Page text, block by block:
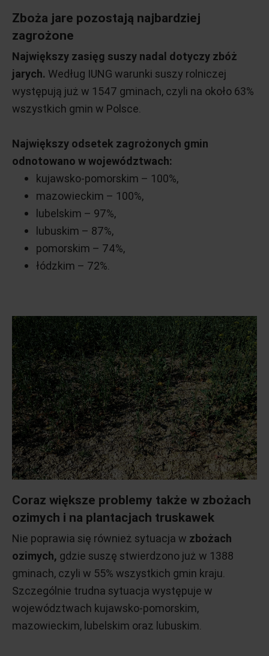
Zboża jare pozostają najbardziej
zagrożone
Największy zasięg suszy nadal dotyczy zbóż
jarych. Według IUNG warunki suszy rolniczej
występują już w 1547 gminach, czyli na około 63%
wszystkich gmin w Polsce.
Największy odsetek zagrożonych gmin
odnotowano w województwach:
kujawsko-pomorskim – 100%,
mazowieckim – 100%,
lubelskim – 97%,
lubuskim – 87%,
pomorskim – 74%,
łódzkim – 72%.
Coraz większe problemy także w zbożach
ozimych i na plantacjach truskawek
Nie poprawia się również sytuacja w zbożach
ozimych, gdzie suszę stwierdzono już w 1388
gminach, czyli w 55% wszystkich gmin kraju.
Szczególnie trudna sytuacja występuje w
województwach kujawsko-pomorskim,
mazowieckim, lubelskim oraz lubuskim.